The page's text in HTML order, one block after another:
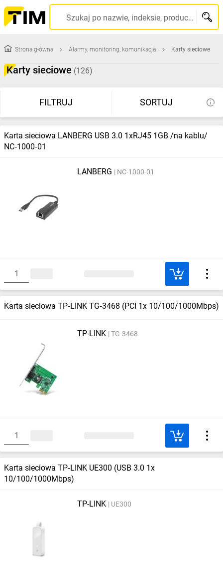
Szukaj po nazwie, indeksie, producencie, kodzie kreskowym...
Strona główna Alarmy, monitoring, komunikacja Karty sieciowe
Karty sieciowe (126)
FILTRUJ SORTUJ
Karta sieciowa LANBERG USB 3.0 1xRJ45 1GB /na kablu/
NC‑1000‑01
LANBERG NC-1000-01
Karta sieciowa TP‑LINK TG‑3468 (PCI 1x 10/100/1000Mbps)
TP-LINK TG-3468
Karta sieciowa TP‑LINK UE300 (USB 3.0 1x
10/100/1000Mbps)
TP-LINK UE300